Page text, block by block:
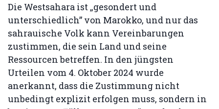
Die Westsahara ist „gesondert und
unterschiedlich” von Marokko, und nur das
sahrauische Volk kann Vereinbarungen
zustimmen, die sein Land und seine
Ressourcen betreffen. In den jüngsten
Urteilen vom 4. Oktober 2024 wurde
anerkannt, dass die Zustimmung nicht
unbedingt explizit erfolgen muss, sondern in